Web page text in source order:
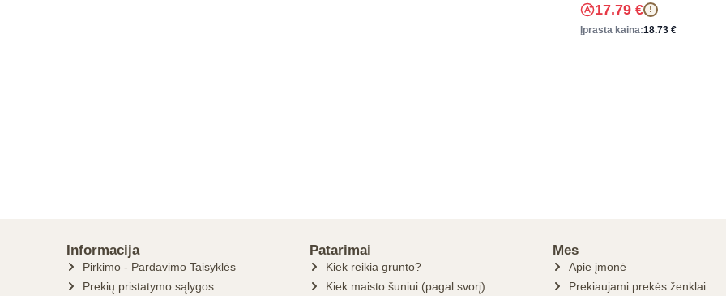
17.79 € !
Įprasta kaina:18.73 €
Informacija
Pirkimo - Pardavimo Taisyklės
Prekių pristatymo sąlygos
Patarimai
Kiek reikia grunto?
Kiek maisto šuniui (pagal svorį)
Mes
Apie įmonė
Prekiaujami prekės ženklai